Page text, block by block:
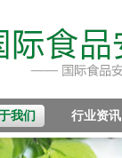
我们 行业资讯